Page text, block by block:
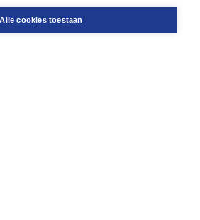
Alle cookies toestaan